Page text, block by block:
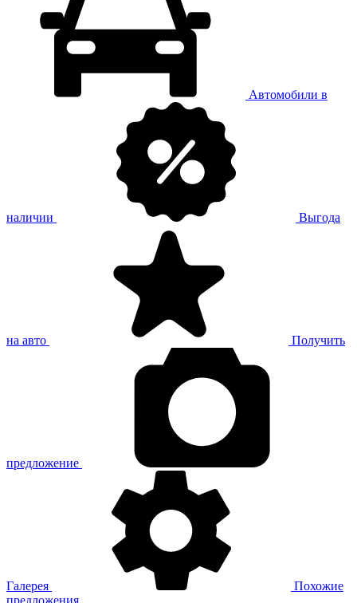
Автомобили в
наличии Выгода
на авто Получить
предложение
Галерея
Похожие
предложения